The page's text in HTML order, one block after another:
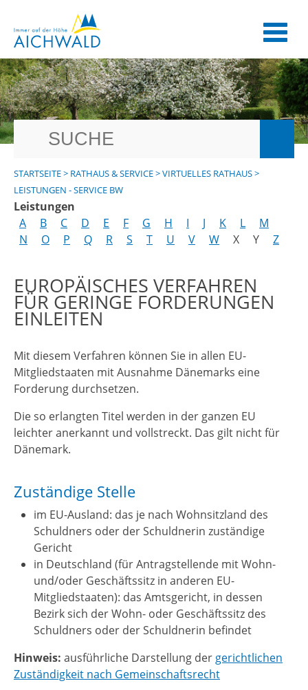
STARTSEITE> RATHAUS & SERVICE>VIRTUELLES RATHAUS>
LEISTUNGEN - SERVICE BW
Leistungen
A
B C D E F G H I J K L
M
N
O P Q R S T U V W X Y Z
EUROPÄISCHES VERFAHREN
FÜR GERINGE FORDERUNGEN
EINLEITEN
Mit diesem Verfahren können Sie in allen EU-
Mitgliedstaaten mit Ausnahme Dänemarks eine
Forderung durchsetzen.
Die so erlangten Titel werden in der ganzen EU
leichter anerkannt und vollstreckt. Das gilt nicht für
Dänemark.
Zuständige Stelle
im EU-Ausland: das je nach Wohnsitzland des
Schuldners oder der Schuldnerin zuständige
Gericht
in Deutschland (für Antragstellende mit Wohn-
und/oder Geschäftssitz in anderen EU-
Mitgliedstaaten): das Amtsgericht, in dessen
Bezirk sich der Wohn- oder Geschäftssitz des
Schuldners oder der Schuldnerin befindet
Hinweis: ausführliche Darstellung der gerichtlichen
Zuständigkeit nach Gemeinschaftsrecht